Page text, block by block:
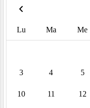
Lu Ma Me
3 4 5
10 11 12